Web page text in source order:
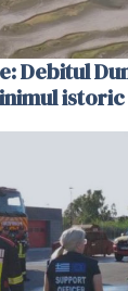
Debitul
istoric